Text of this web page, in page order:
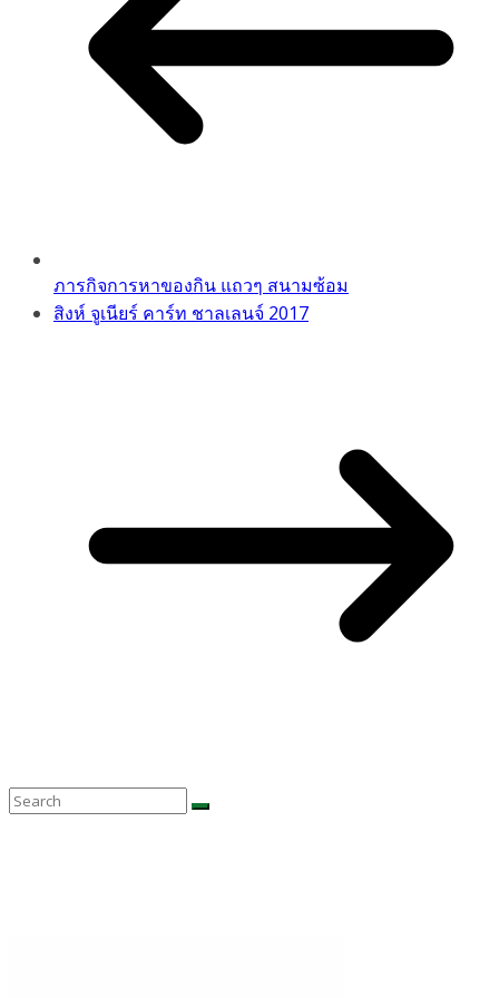
ภารกิจการหาของกิน แถวๆ สนามซ้อม
สิงห์ จูเนียร์ คาร์ท ชาลเลนจ์ 2017